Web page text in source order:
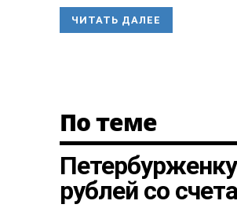
ЧИТАТЬ ДАЛЕЕ
По теме
рублей со